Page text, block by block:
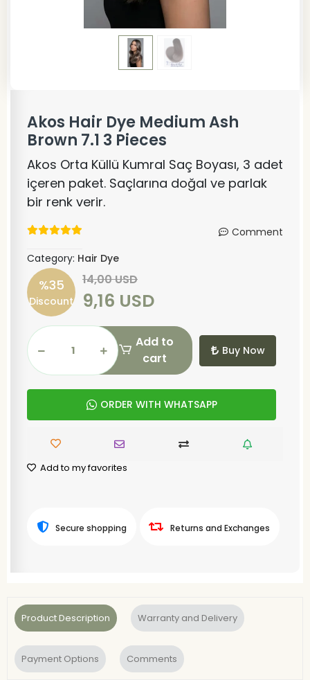
Akos Hair Dye Medium Ash
Brown 7.1 3 Pieces
Akos Orta Küllü Kumral Saç Boyası, 3 adet
içeren paket. Saçlarına doğal ve parlak
bir renk verir.
Comment
Category: Hair Dye
%35
Discount
14,00 USD
9,16 USD
Add to
cart
Buy Now
ORDER WITH WHATSAPP
Add to my favorites
Secure shopping Returns and Exchanges
Product Description Warranty and Delivery
Payment Options Comments